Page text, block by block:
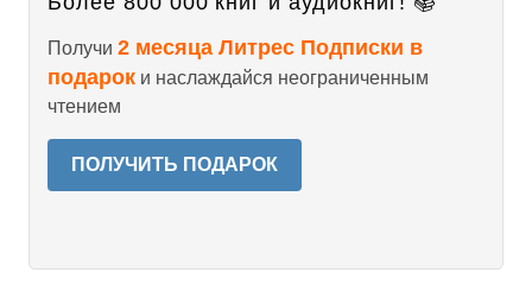
Получи 2 месяца Литрес Подписки в
подарок и наслаждайся неограниченным
чтением
ПОЛУЧИТЬ ПОДАРОК